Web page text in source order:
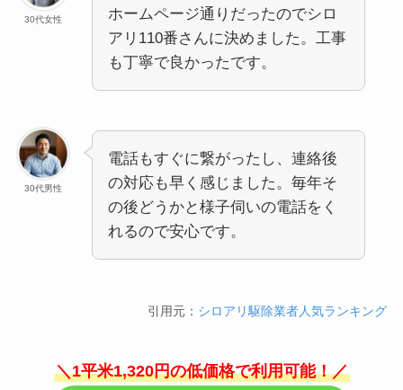
30代女性
ホームページ通りだったのでシロ
アリ110番さんに決めました。工事
も丁寧で良かったです。
30代男性
電話もすぐに繋がったし、連絡後
の対応も早く感じました。毎年そ
の後どうかと様子伺いの電話をく
れるので安心です。
引用元： シロアリ駆除業者人気ランキング
＼1平米1,320円の低価格で利用可能！／